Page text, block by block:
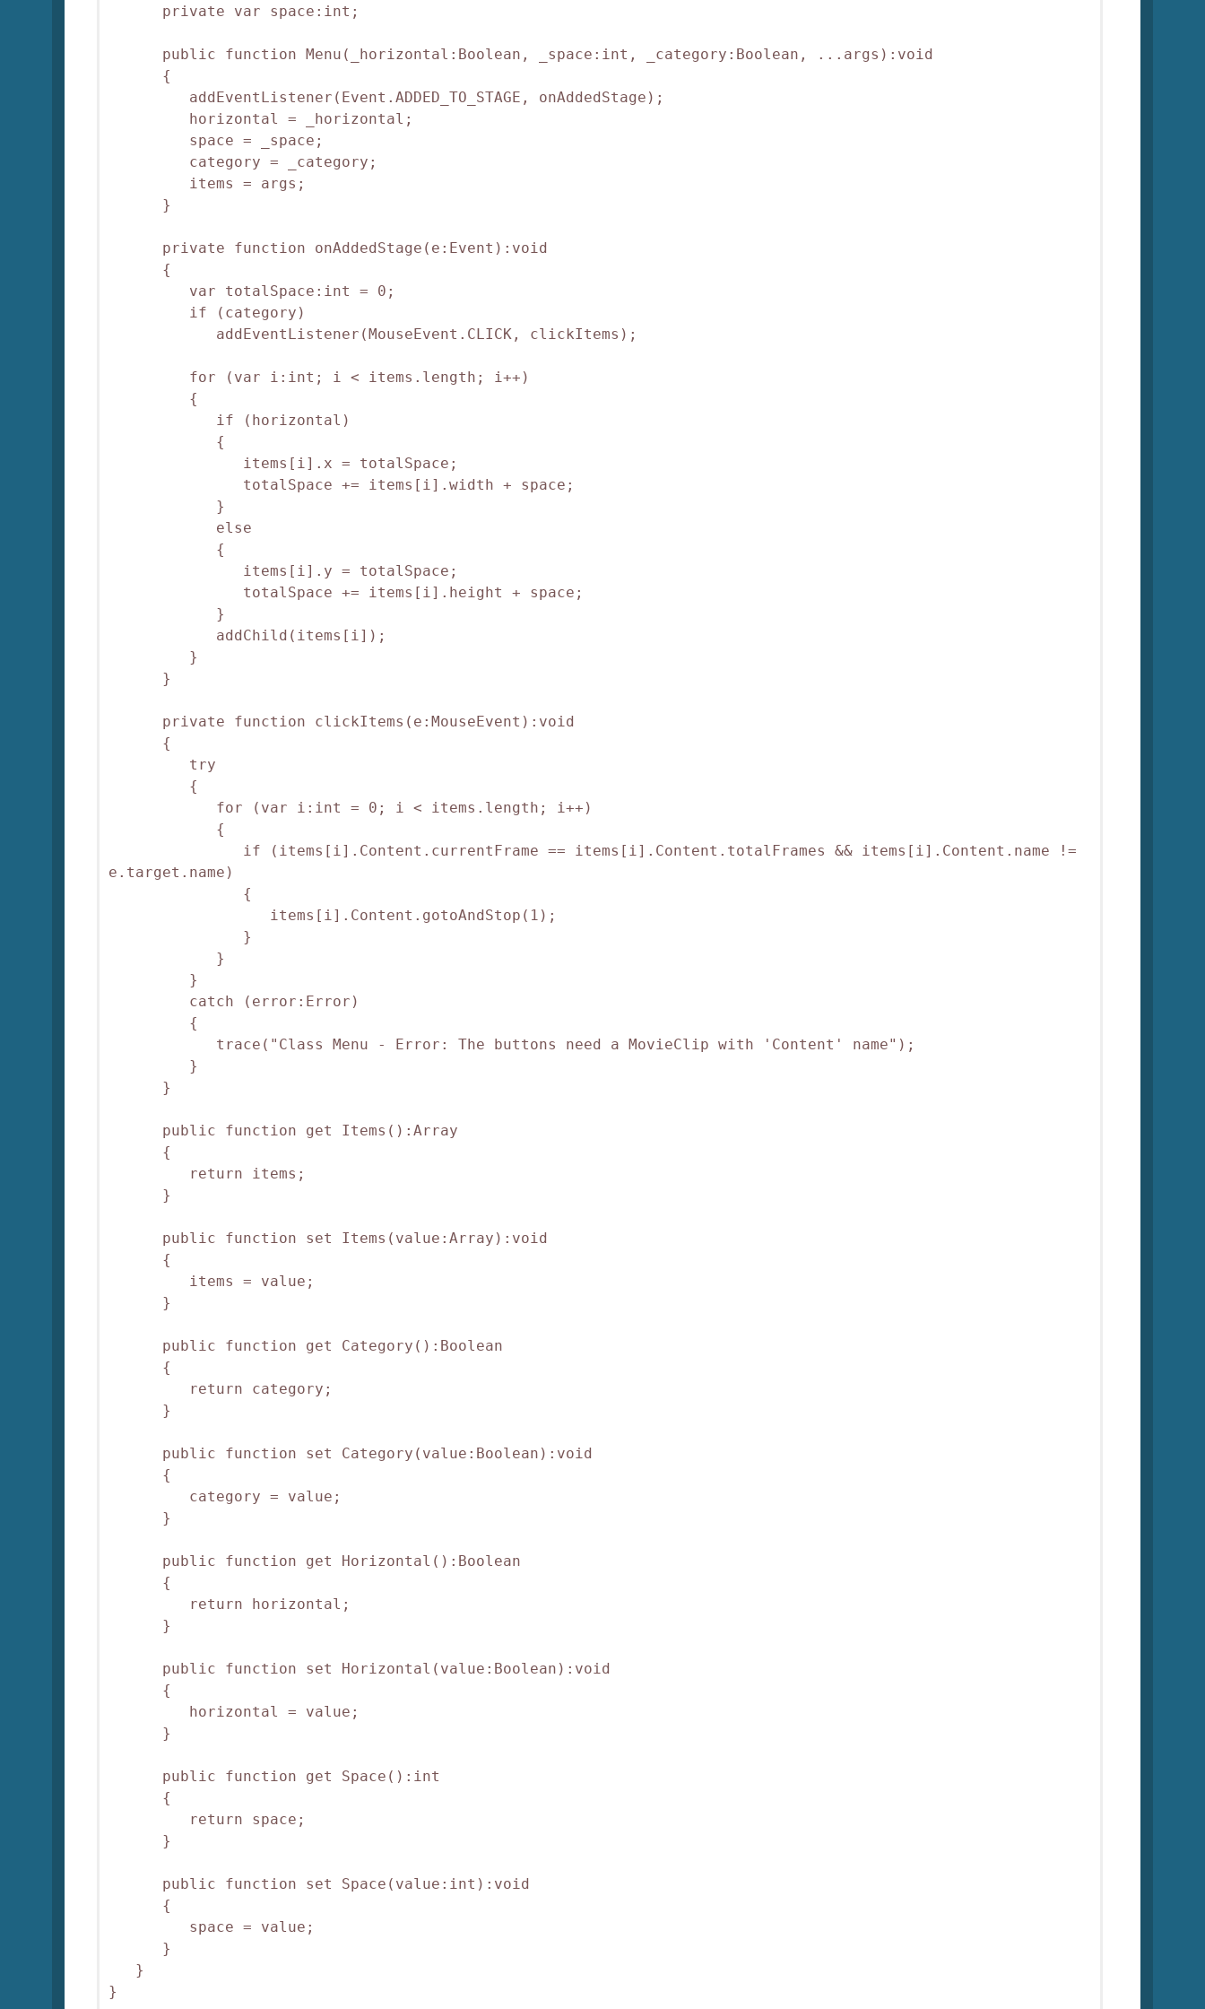
private var space:int;
public function Menu(_horizontal:Boolean, _space:int, _category:Boolean, ...args):void
{
addEventListener(Event.ADDED_TO_STAGE, onAddedStage);
horizontal = _horizontal;
space = _space;
category = _category;
items = args;
}
private function onAddedStage(e:Event):void
{
var totalSpace:int = 0;
if (category)
addEventListener(MouseEvent.CLICK, clickItems);
for (var i:int; i < items.length; i++)
{
if (horizontal)
{
items[i].x = totalSpace;
totalSpace += items[i].width + space;
}
else
{
items[i].y = totalSpace;
totalSpace += items[i].height + space;
}
addChild(items[i]);
}
}
private function clickItems(e:MouseEvent):void
{
try
{
for (var i:int = 0; i < items.length; i++)
{
if (items[i].Content.currentFrame == items[i].Content.totalFrames && items[i].Content.name !=
e.target.name)
{
items[i].Content.gotoAndStop(1);
}
}
}
catch (error:Error)
{
trace("Class Menu - Error: The buttons need a MovieClip with 'Content' name");
}
}
public function get Items():Array
{
return items;
}
public function set Items(value:Array):void
{
items = value;
}
public function get Category():Boolean
{
return category;
}
public function set Category(value:Boolean):void
{
category = value;
}
public function get Horizontal():Boolean
{
return horizontal;
}
public function set Horizontal(value:Boolean):void
{
horizontal = value;
}
public function get Space():int
{
return space;
}
public function set Space(value:int):void
{
space = value;
}
}
}